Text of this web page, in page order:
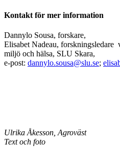
Kontakt för mer information
Dannylo Sousa, forskare,
Elisabet Nadeau, forskningsledare
miljö och hälsa, SLU Skara,
e-post: dannylo.sousa@slu.se;
Ulrika Åkesson, Agroväst
Text och foto